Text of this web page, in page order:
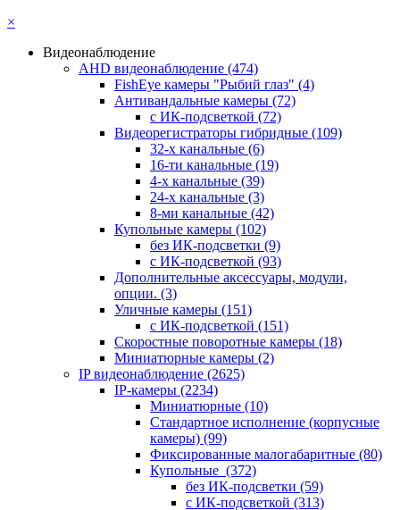
×
Видеонаблюдение
AHD видеонаблюдение (474)
FishEye камеры "Рыбий глаз" (4)
Антивандальные камеры (72)
с ИК-подсветкой (72)
Видеорегистраторы гибридные (109)
32-х канальные (6)
16-ти канальные (19)
4-х канальные (39)
24-х канальные (3)
8-ми канальные (42)
Купольные камеры (102)
без ИК-подсветки (9)
с ИК-подсветкой (93)
Дополнительные аксессуары, модули,
опции. (3)
Уличные камеры (151)
с ИК-подсветкой (151)
Скоростные поворотные камеры (18)
Миниатюрные камеры (2)
IP видеонаблюдение (2625)
IP-камеры (2234)
Миниатюрные (10)
Стандартное исполнение (корпусные
камеры) (99)
Фиксированные малогабаритные (80)
Купольные (372)
без ИК-подсветки (59)
с ИК-подсветкой (313)